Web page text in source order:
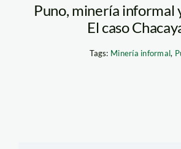
Puno, minería informal
El caso
Tags: Minería informal,